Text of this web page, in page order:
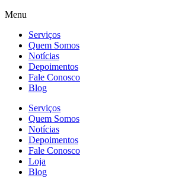
Menu
Serviços
Quem Somos
Notícias
Depoimentos
Fale Conosco
Blog
Serviços
Quem Somos
Notícias
Depoimentos
Fale Conosco
Loja
Blog